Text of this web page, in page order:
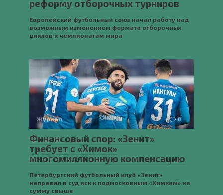
реформу отборочных турниров
Европейский футбольный союз начал работу над
возможным изменением формата отборочных
циклов к чемпионатам мира
Журнал 0
Финансовый спор: «Зенит»
требует с «Химок»
многомиллионную компенсацию
Петербургский футбольный клуб «Зенит»
направил в суд иск к подмосковным «Химкам» на
сумму свыше